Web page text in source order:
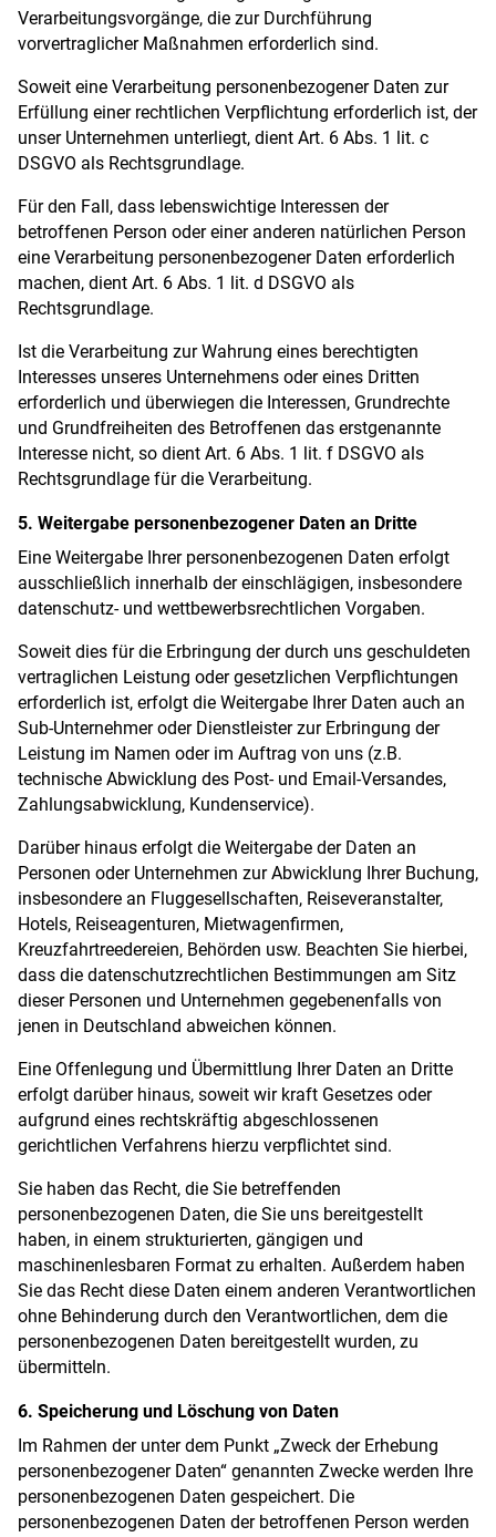
Verarbeitungsvorgänge, die zur Durchführung
vorvertraglicher Maßnahmen erforderlich sind.
Soweit eine Verarbeitung personenbezogener Daten zur
Erfüllung einer rechtlichen Verpflichtung erforderlich ist, der
unser Unternehmen unterliegt, dient Art. 6 Abs. 1 lit. c
DSGVO als Rechtsgrundlage.
Für den Fall, dass lebenswichtige Interessen der
betroffenen Person oder einer anderen natürlichen Person
eine Verarbeitung personenbezogener Daten erforderlich
machen, dient Art. 6 Abs. 1 lit. d DSGVO als
Rechtsgrundlage.
Ist die Verarbeitung zur Wahrung eines berechtigten
Interesses unseres Unternehmens oder eines Dritten
erforderlich und überwiegen die Interessen, Grundrechte
und Grundfreiheiten des Betroffenen das erstgenannte
Interesse nicht, so dient Art. 6 Abs. 1 lit. f DSGVO als
Rechtsgrundlage für die Verarbeitung.
5. Weitergabe personenbezogener Daten an Dritte
Eine Weitergabe Ihrer personenbezogenen Daten erfolgt
ausschließlich innerhalb der einschlägigen, insbesondere
datenschutz- und wettbewerbsrechtlichen Vorgaben.
Soweit dies für die Erbringung der durch uns geschuldeten
vertraglichen Leistung oder gesetzlichen Verpflichtungen
erforderlich ist, erfolgt die Weitergabe Ihrer Daten auch an
Sub-Unternehmer oder Dienstleister zur Erbringung der
Leistung im Namen oder im Auftrag von uns (z.B.
technische Abwicklung des Post- und Email-Versandes,
Zahlungsabwicklung, Kundenservice).
Darüber hinaus erfolgt die Weitergabe der Daten an
Personen oder Unternehmen zur Abwicklung Ihrer Buchung,
insbesondere an Fluggesellschaften, Reiseveranstalter,
Hotels, Reiseagenturen, Mietwagenfirmen,
Kreuzfahrtreedereien, Behörden usw. Beachten Sie hierbei,
dass die datenschutzrechtlichen Bestimmungen am Sitz
dieser Personen und Unternehmen gegebenenfalls von
jenen in Deutschland abweichen können.
Eine Offenlegung und Übermittlung Ihrer Daten an Dritte
erfolgt darüber hinaus, soweit wir kraft Gesetzes oder
aufgrund eines rechtskräftig abgeschlossenen
gerichtlichen Verfahrens hierzu verpflichtet sind.
Sie haben das Recht, die Sie betreffenden
personenbezogenen Daten, die Sie uns bereitgestellt
haben, in einem strukturierten, gängigen und
maschinenlesbaren Format zu erhalten. Außerdem haben
Sie das Recht diese Daten einem anderen Verantwortlichen
ohne Behinderung durch den Verantwortlichen, dem die
personenbezogenen Daten bereitgestellt wurden, zu
übermitteln.
6. Speicherung und Löschung von Daten
Im Rahmen der unter dem Punkt „Zweck der Erhebung
personenbezogener Daten“ genannten Zwecke werden Ihre
personenbezogenen Daten gespeichert. Die
personenbezogenen Daten der betroffenen Person werden